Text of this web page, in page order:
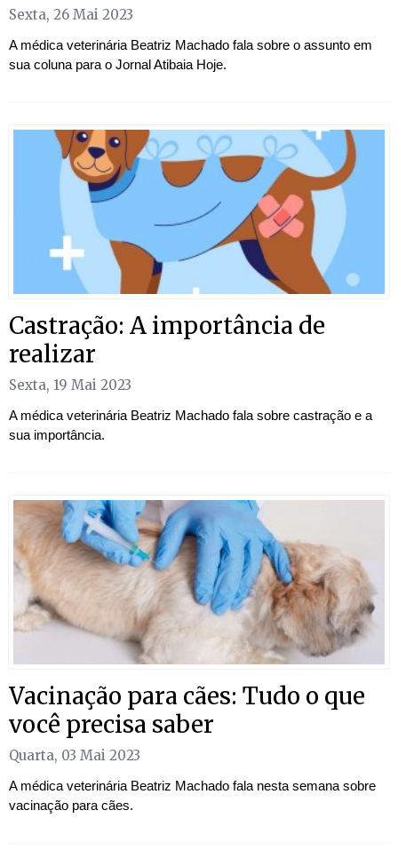
Sexta, 26 Mai 2023
A médica veterinária Beatriz Machado fala sobre o assunto em
sua coluna para o Jornal Atibaia Hoje.
Castração: A importância de
realizar
Sexta, 19 Mai 2023
A médica veterinária Beatriz Machado fala sobre castração e a
sua importância.
Vacinação para cães: Tudo o que
você precisa saber
Quarta, 03 Mai 2023
A médica veterinária Beatriz Machado fala nesta semana sobre
vacinação para cães.